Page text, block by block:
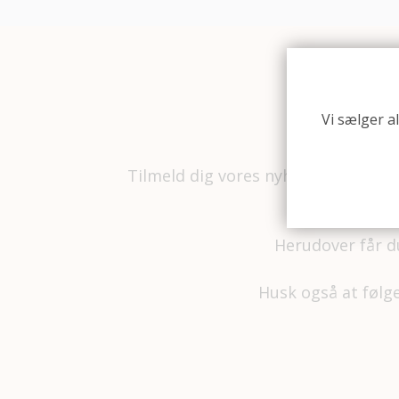
Vi sælger
Tilmeld dig vores nyhedsbrev så
Herudover får
Husk også at